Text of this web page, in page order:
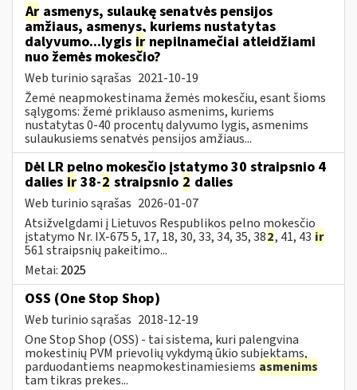
Ar asmenys, sulaukę senatvės pensijos
amžiaus, asmenys, kuriems nustatytas
dalyvumo...lygis ir nepilnamečiai atleidžiami
nuo žemės mokesčio?
Web turinio sąrašas 2021-10-19
Žemė neapmokestinama žemės mokesčiu, esant šioms
sąlygoms: žemė priklauso asmenims, kuriems
nustatytas 0-40 procentų dalyvumo lygis, asmenims
sulaukusiems senatvės pensijos amžiaus...
Dėl LR pelno mokesčio įstatymo 30 straipsnio 4
dalies ir 38-2 straipsnio 2 dalies
Web turinio sąrašas 2026-01-07
Atsižvelgdami į Lietuvos Respublikos pelno mokesčio
įstatymo Nr. IX-675 5, 17, 18, 30, 33, 34, 35, 382, 41, 43 ir
561 straipsnių pakeitimo...
Metai: 2025
OSS (One Stop Shop)
Web turinio sąrašas 2018-12-19
One Stop Shop (OSS) - tai sistema, kuri palengvina
mokestinių PVM prievolių vykdymą ūkio subjektams,
parduodantiems neapmokestinamiesiems asmenims
tam tikras prekes...